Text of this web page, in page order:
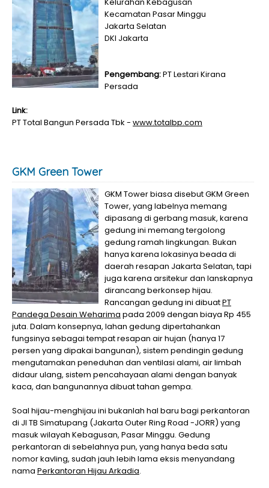
Kecamatan Pasar Minggu
Jakarta Selatan
DKI Jakarta
Pengembang:PT Lestari Kirana
Persada
Link:
PT Total Bangun Persada Tbk - www.totalbp.com
GKM Green Tower
GKM Tower biasa disebut GKM Green
Tower, yang labelnya memang
dipasang di gerbang masuk, karena
gedung ini memang tergolong
gedung ramah lingkungan. Bukan
hanya karena lokasinya beada di
daerah resapan Jakarta Selatan, tapi
juga karena arsitekur dan lanskapnya
dirancang berkonsep hijau.
Rancangan gedung ini dibuatPT
Pandega Desain Weharima pada 2009 dengan biaya Rp 455
juta. Dalam konsepnya, lahan gedung dipertahankan
fungsinya sebagai tempat resapan air hujan (hanya 17
persen yang dipakai bangunan), sistem pendingin gedung
mengutamakan peneduhan dan ventilasi alami, air limbah
didaur ulang, sistem pencahayaan alami dengan banyak
kaca, dan bangunannya dibuat tahan gempa.
Soal hijau-menghijau ini bukanlah hal baru bagi perkantoran
di Jl TB Simatupang (Jakarta Outer Ring Road -JORR) yang
masuk wilayah Kebagusan, Pasar Minggu. Gedung
perkantoran di sebelahnya pun, yang hanya beda satu
nomor kavling, sudah jauh lebih lama eksis menyandang
nama Perkantoran Hijau Arkadia.